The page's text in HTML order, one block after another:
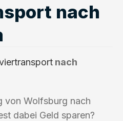
nach
nach
von Wolfsburg nach
dabei Geld sparen?